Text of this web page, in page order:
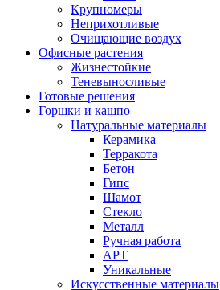
Крупномеры
Неприхотливые
Очищающие воздух
Офисные растения
Жизнестойкие
Теневыносливые
Готовые решения
Горшки и кашпо
Натуральные материалы
Керамика
Терракота
Бетон
Гипс
Шамот
Стекло
Металл
Ручная работа
АРТ
Уникальные
Искусственные материалы